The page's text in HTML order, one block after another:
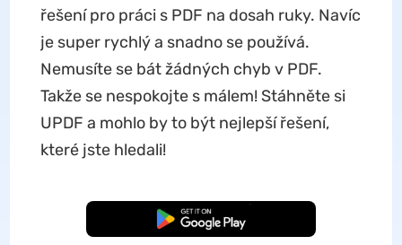
řešení pro práci s PDF na dosah ruky. Navíc
je super rychlý a snadno se používá.
Nemusíte se bát žádných chyb v PDF.
Takže se nespokojte s málem! Stáhněte si
UPDF a mohlo by to být nejlepší řešení,
které jste hledali!
Bezplatné stažení